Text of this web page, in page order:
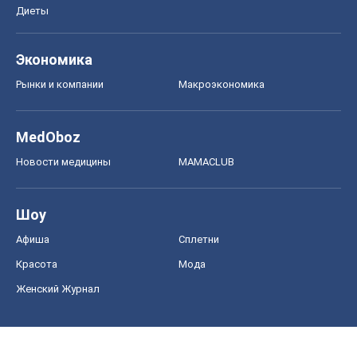
Диеты
Экономика
Рынки и компании Mакроэкономика
MedOboz
Новости медицины MAMACLUB
Шоу
Афиша Сплетни
Красота Мода
Женский Журнал